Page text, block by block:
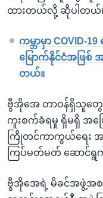
ထားတယ်လို့ ဆိုပါတယ်
ကမ္ဘာမှာ COVID-
မြောက်နိုင်ငံအဖြစ်
တယ်။
ဗွီအိုအေ တာဝန်ရှိသူတွေ
ကူးစက်ခံရမှု ရှိမရှိ အ
ကြိုတင်ကာကွယ်ရေး အ
ကြပ်မတ်မတ် ဆောင်ရွ
ဗွီအိုအေရဲ့ မိခင်အဖွဲ့အစည်